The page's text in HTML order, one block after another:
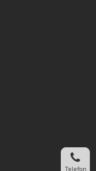
Telefon